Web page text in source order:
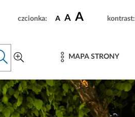
czcionka: A A A kontrast:
MAPA STRONY